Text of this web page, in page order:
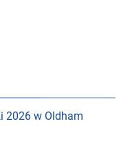
2026 w Oldham